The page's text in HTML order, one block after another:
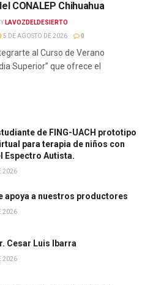
CONALEP Chihuahua
LAVOZDELDESIERTO
5 DE AGOSTO DE 2026
0
al Curso de Verano
Superior” que ofrece el
de FING-UACH prototipo
para terapia de niños con
Espectro Autista.
2026
apoya a nuestros productores
2026
Cesar Luis Ibarra
2026